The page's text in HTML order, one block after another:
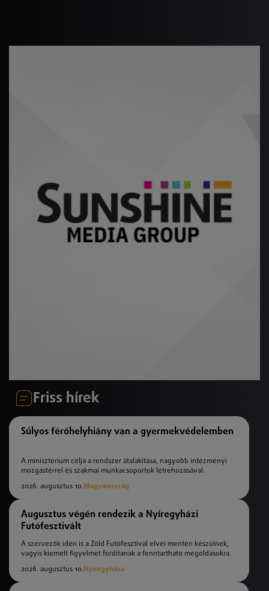
Friss hírek
Súlyos férőhelyhiány van a gyermekvédelemben
A minisztérium célja a rendszer átalakítása, nagyobb intézményi
mozgástérrel és szakmai munkacsoportok létrehozásával.
2026. augusztus 10.Magyarország
Augusztus végén rendezik a Nyíregyházi
Futófesztivált
A szervezők idén is a Zöld Futófesztivál elvei mentén készülnek,
vagyis kiemelt figyelmet fordítanak a fenntartható megoldásokra.
2026. augusztus 10. Nyíregyháza